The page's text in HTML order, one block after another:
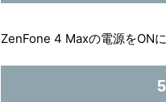
ZenFone 4 Maxの電源をONに